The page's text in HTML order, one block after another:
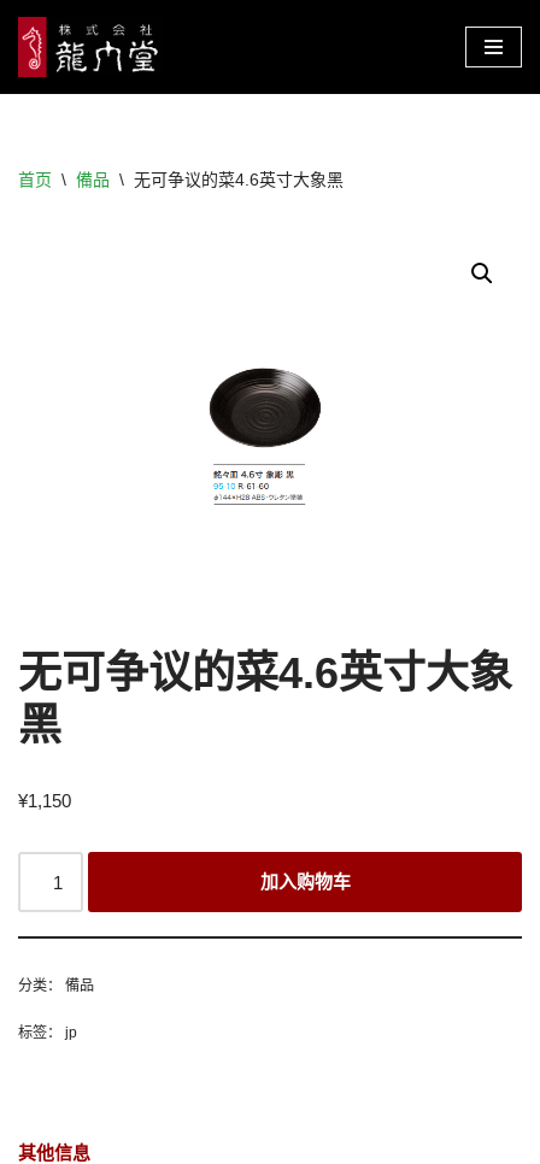
跳
至
首页 \ 備品 \ 无可争议的菜4.6英寸大象黑
无可争议的菜4.6英寸大象
黑
¥1,150
加入购物车
分类： 備品
标签： jp
其他信息